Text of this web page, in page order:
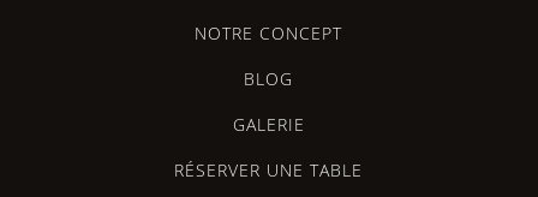
NOTRE CONCEPT
BLOG
GALERIE
RÉSERVER UNE TABLE